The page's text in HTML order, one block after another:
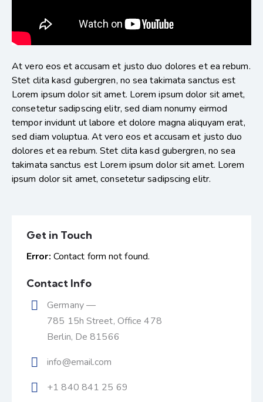
At vero eos et accusam et justo duo dolores et ea rebum.
Stet clita kasd gubergren, no sea takimata sanctus est
Lorem ipsum dolor sit amet. Lorem ipsum dolor sit amet,
consetetur sadipscing elitr, sed diam nonumy eirmod
tempor invidunt ut labore et dolore magna aliquyam erat,
sed diam voluptua. At vero eos et accusam et justo duo
dolores et ea rebum. Stet clita kasd gubergren, no sea
takimata sanctus est Lorem ipsum dolor sit amet. Lorem
ipsum dolor sit amet, consetetur sadipscing elitr.
Get in Touch
Error: Contact form not found.
Contact Info
Germany —
785 15h Street, Office 478
Berlin, De 81566
info@email.com
+1 840 841 25 69